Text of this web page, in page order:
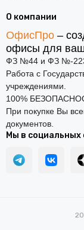
О компании
ОфисПро –
офисы для
ФЗ №44 и ФЗ №-
Работа с
учреждениями.
100%
При покупке Вы
документов.
Мы в социальных